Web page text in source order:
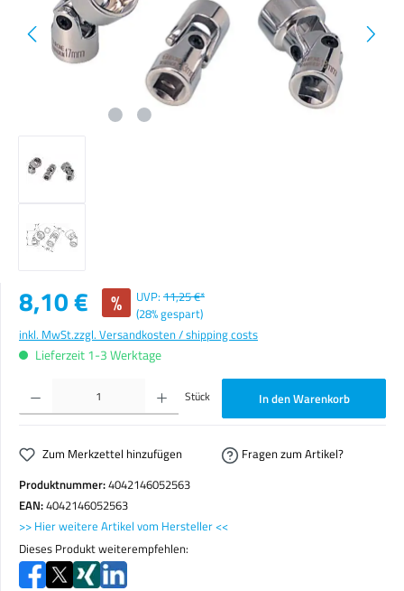
Verkaufspreis:
8,10 € % UVP: 11,25 €*
(28% gespart)
inkl. MwSt.zzgl. Versandkosten / shipping costs
Lieferzeit 1-3 Werktage
Produkt Anzahl: Gib den gewünschten Wert ein oder benutze die Schaltflächen um die Anzahl zu
Stück In den Warenkorb
Zum Merkzettel hinzufügen
Fragen zum Artikel?
Produktnummer:4042146052563
EAN:4042146052563
>> Hier weitere Artikel vom Hersteller <<
Dieses Produkt weiterempfehlen: